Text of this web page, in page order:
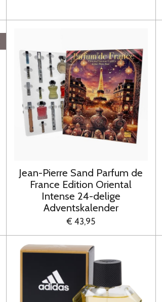
Jean-Pierre Sand Parfum de
France Edition Oriental
Intense 24-delige
Adventskalender
€ 43,95